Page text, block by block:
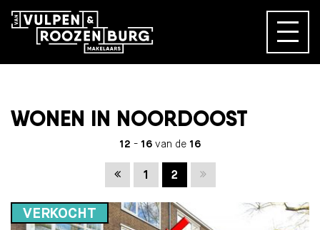
WONEN IN NOORDOOST
12 - 16 van de 16
Vorige
1 2 Volgende
VERKOCHT